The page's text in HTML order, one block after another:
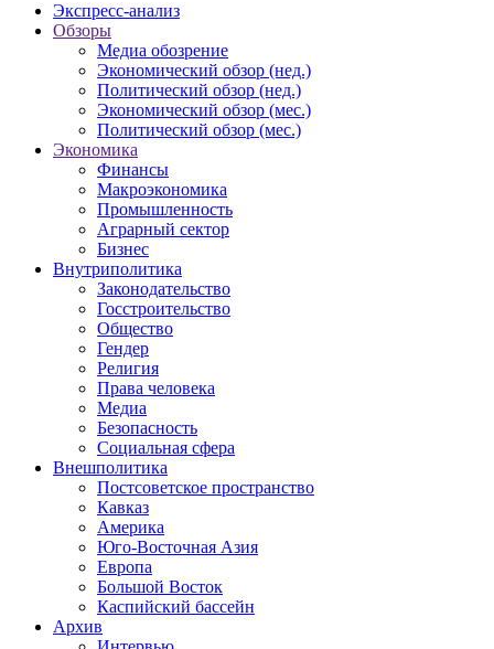
Экспресс-анализ
Обзоры
Медиа обозрение
Экономический обзор (нед.)
Политический обзор (нед.)
Экономический обзор (мес.)
Политический обзор (мес.)
Экономика
Финансы
Макроэкономика
Промышленность
Аграрный сектор
Бизнес
Внутриполитика
Законодательство
Госстроительство
Общество
Гендер
Религия
Права человека
Медиа
Безопасность
Социальная сфера
Внешполитика
Постсоветское пространство
Кавказ
Америка
Юго-Восточная Азия
Европа
Большой Восток
Каспийский бассейн
Архив